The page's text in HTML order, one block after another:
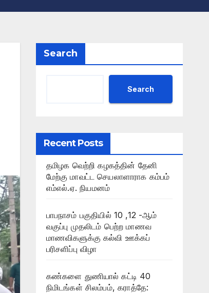
Search
Search
Recent Posts
தமிழக வெற்றி கழகத்தின் தேனி
மேற்கு மாவட்ட செயலாளாராக கம்பம்
எம்எல்.ஏ. நியமனம்
பாபநாசம் பகுதியில் 10 ,12 -ஆம்
வகுப்பு முதலிடம் பெற்ற மாணவ
மாணவிகளுக்கு கல்வி ஊக்கப்
பரிசளிப்பு விழா
கண்களை துணியால் கட்டி 40
நிமிடங்கள் சிலம்பம், கராத்தே: